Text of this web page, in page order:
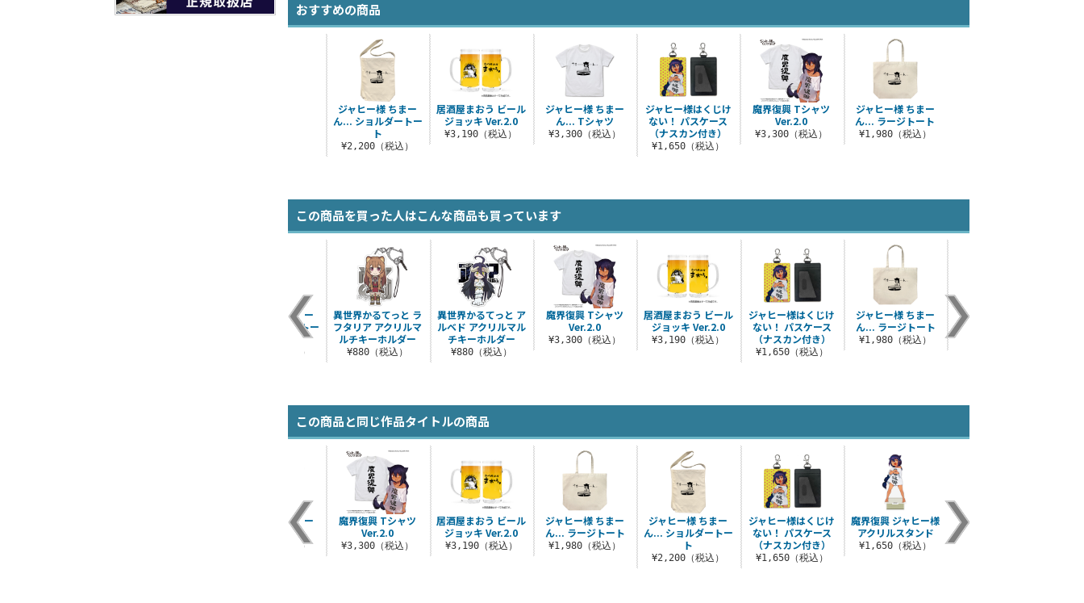
おすすめの商品
ジャヒー様 ちまー
ん... Tシャツ
¥3,300（税込）
ジャヒー様はくじけ
ない！ パスケース
（ナスカン付き）
¥1,650（税込）
魔界復興 Tシャツ
Ver.2.0
¥3,300（税込）
ジャヒー様 ちまー
ん... ラージトート
¥1,980（税込）
ジャヒー様 ちまー
ん... ショルダートー
ト
¥2,200（税込）
居酒屋まおう ビール
ジョッキ Ver.2.0
¥3,190（税込）
この商品を買った人はこんな商品も買っています
魔界復興 Tシャツ
Ver.2.0
¥3,300（税込）
居酒屋まおう ビール
ジョッキ Ver.2.0
¥3,190（税込）
ジャヒー様はくじけ
ない！ パスケース
（ナスカン付き）
¥1,650（税込）
ジャヒー様 ちまー
ん... ラージトート
¥1,980（税込）
ジャヒー様 ちまー
ジャヒー様 ちまー
ん... ショルダートー
¥2,200（税込）
異世界かるてっと ラ
フタリア アクリルマ
ルチキーホルダー
¥880（税込）
異世界かるてっと ア
ルベド アクリルマル
チキーホルダー
¥880（税込）
この商品と同じ作品タイトルの商品
ジャヒー様 ちまー
ん... ラージトート
¥1,980（税込）
ジャヒー様 ちまー
ん... ショルダートー
ト
¥2,200（税込）
ジャヒー様はくじけ
ない！ パスケース
（ナスカン付き）
¥1,650（税込）
魔界復興 ジャヒー様
アクリルスタンド
¥1,650（税込）
ジャヒー様 ちまー
ん... Tシャツ
¥3,300（税込）
魔界復興 Tシャツ
Ver.2.0
¥3,300（税込）
居酒屋まおう ビール
ジョッキ Ver.2.0
¥3,190（税込）